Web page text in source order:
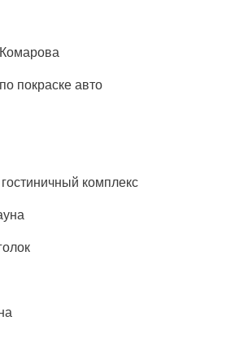
покраске авто
комплекс